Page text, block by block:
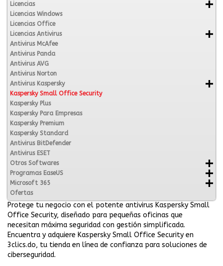
Licencias
Licencias Windows
Licencias Office
Licencias Antivirus
Antivirus McAfee
Antivirus Panda
Antivirus AVG
Antivirus Norton
Antivirus Kaspersky
Kaspersky Small Office Security
Kaspersky Plus
Kaspersky Para Empresas
Kaspersky Premium
Kaspersky Standard
Antivirus BitDefender
Antivirus ESET
Otros Softwares
Programas EaseUS
Microsoft 365
Ofertas
Protege tu negocio con el potente antivirus Kaspersky Small
Office Security, diseñado para pequeñas oficinas que
necesitan máxima seguridad con gestión simplificada.
Encuentra y adquiere Kaspersky Small Office Security en
3clics.do, tu tienda en línea de confianza para soluciones de
ciberseguridad.